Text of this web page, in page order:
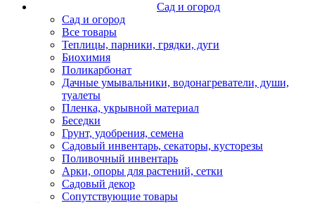
Сад и огород
Сад и огород
Все товары
Теплицы, парники, грядки, дуги
Биохимия
Поликарбонат
Дачные умывальники, водонагреватели, души,
туалеты
Пленка, укрывной материал
Беседки
Грунт, удобрения, семена
Садовый инвентарь, секаторы, кусторезы
Поливочный инвентарь
Арки, опоры для растений, сетки
Садовый декор
Сопутствующие товары